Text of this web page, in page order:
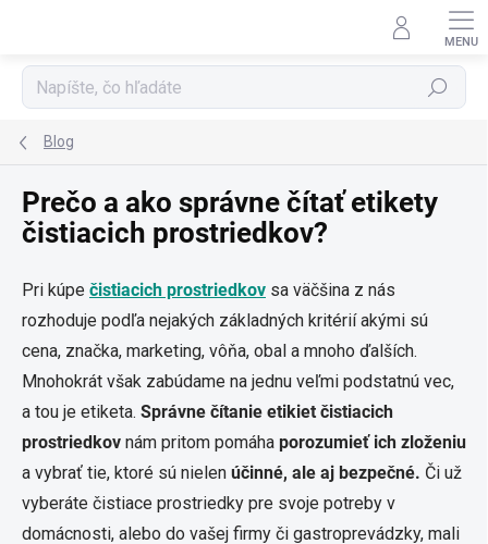
Hľadať
Blog
Prečo a ako správne čítať etikety
čistiacich prostriedkov?
Pri kúpe čistiacich prostriedkov sa väčšina z nás
rozhoduje podľa nejakých základných kritérií akými sú
cena, značka, marketing, vôňa, obal a mnoho ďalších.
Mnohokrát však zabúdame na jednu veľmi podstatnú vec,
a tou je etiketa. Správne čítanie etikiet čistiacich
prostriedkov nám pritom pomáha porozumieť ich zloženiu
a vybrať tie, ktoré sú nielen účinné, ale aj bezpečné. Či už
vyberáte čistiace prostriedky pre svoje potreby v
domácnosti, alebo do vašej firmy či gastroprevádzky, mali